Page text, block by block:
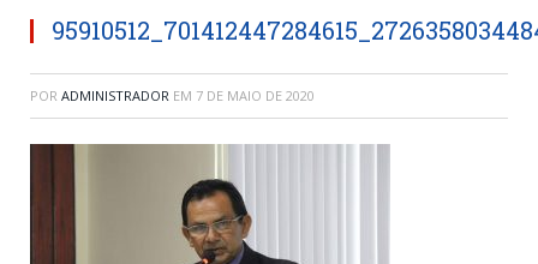
POR ADMINISTRADOR EM 7 DE MAIO DE 2020